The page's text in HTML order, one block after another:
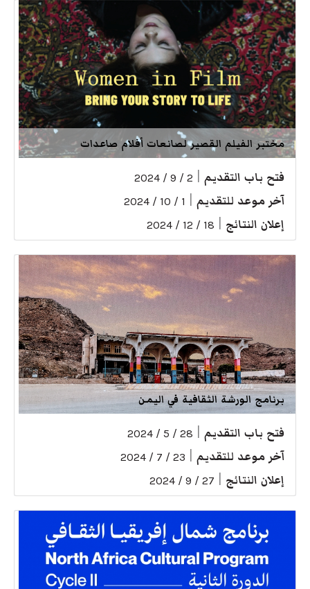
مختبر الفيلم القصير لصانعات أفلام صاعدات
فتح باب التقديم 2 / 9 / 2024
آخر موعد للتقديم 1 / 10 / 2024
إعلان النتائج 18 / 12 / 2024
برنامج الورشة الثقافية في اليمن
فتح باب التقديم 28 / 5 / 2024
آخر موعد للتقديم 23 / 7 / 2024
إعلان النتائج 27 / 9 / 2024